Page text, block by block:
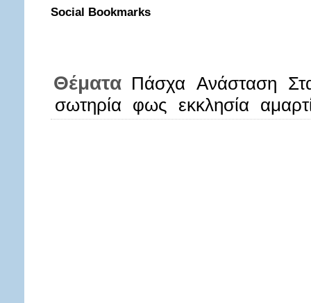
Social Bookmarks
Θέματα Πάσχα Ανάσταση
σωτηρία φως εκκλησία